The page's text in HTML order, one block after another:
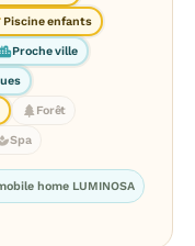
Piscine enfants
Proche ville
Forêt
Spa
home LUMINOSA